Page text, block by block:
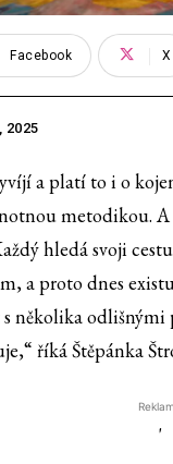
Facebook X
2025
a platí to i o
metodikou.
hledá svoji
a proto dnes
s několika
říká Štěpánka
'